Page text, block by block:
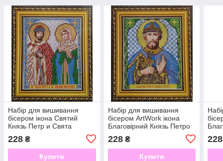
Набір для вишивання
бісером ікона Святий
Князь Петр и Свята
5113
228 ₴
Купити
Набір для вишивання
бісером ArtWork ікона
Благовірний Князь Петро
228₴
Купити
228